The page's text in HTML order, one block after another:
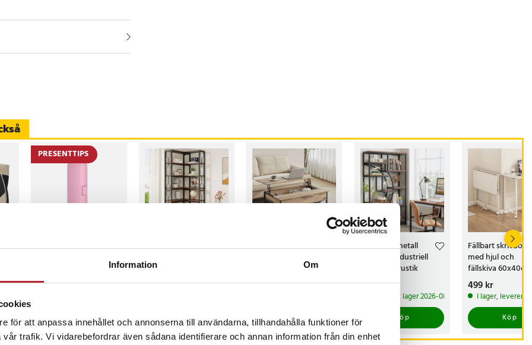
Information Om
för att anpassa innehållet och annonserna till användarna, tillhandahålla funktioner för
trafik. Vi vidarebefordrar även sådana identifierare och annan information från din enhet
skyddar mot smuts, fukt
samtidigt som den främjar
lösning
torkas av eller sköljas ren.
fungerar sängen lika bra i
i trädgården eller på
och bekvämt val för
(L × B × H)
1-2 vardagar
PRESENTTIPS
Resefodral till
Nuvarande pris:
79 kr 109 kr
Köp
Hörnbokhylla i trä
svart/brun / hörnhylla
7 plan / hörnbokhylla
Pris:1 659 kr
1 659 kr
Köp
Soffbord med
och förvaring –
Brun/Svart
Pris:1 599 kr
1 599 kr
Köp
Bokhylla i metall
och trä / industriell
bokhylla / rustik
förvaringshylla
175x95x30cm
Pris:1 799 kr
1 799 kr
Kommer i lager 2026-08-07
Köp
Fällbart skrivbord
med hjul och
fällskiva
Pris:499 kr
499 kr
I lager,
Köp